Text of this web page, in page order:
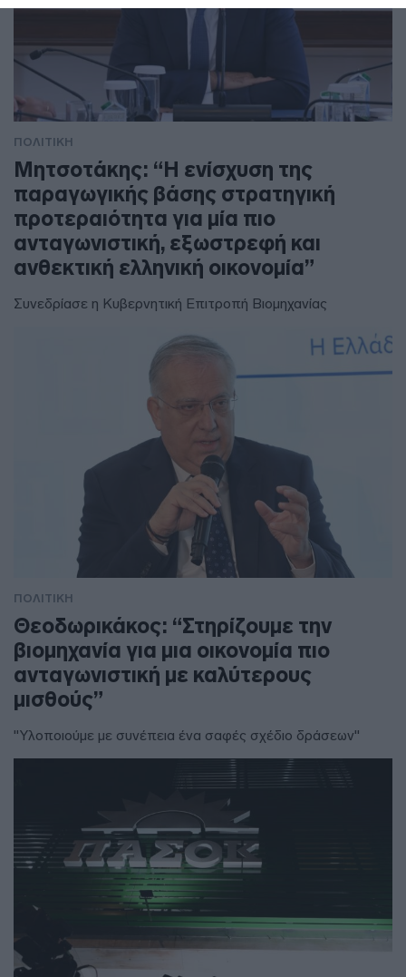
ΠΟΛΙΤΙΚΗ
Μητσοτάκης: “Η ενίσχυση της
παραγωγικής βάσης στρατηγική
προτεραιότητα για μία πιο
ανταγωνιστική, εξωστρεφή και
ανθεκτική ελληνική οικονομία”
Συνεδρίασε η Κυβερνητική Επιτροπή Βιομηχανίας
ΠΟΛΙΤΙΚΗ
Θεοδωρικάκος: “Στηρίζουμε την
βιομηχανία για μια οικονομία πιο
ανταγωνιστική με καλύτερους
μισθούς”
"Υλοποιούμε με συνέπεια ένα σαφές σχέδιο δράσεων"